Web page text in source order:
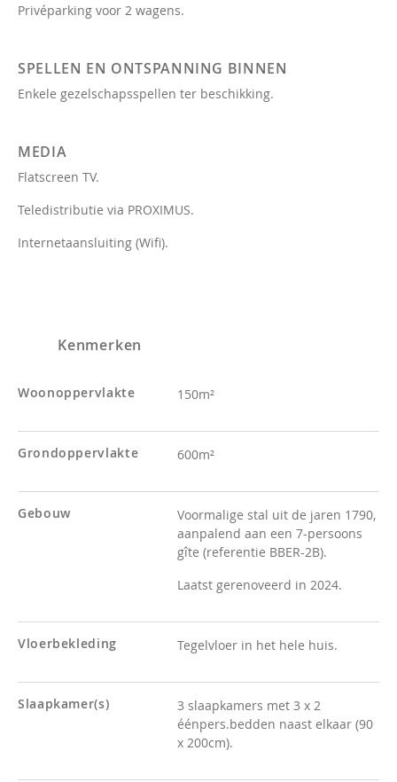
Privéparking voor 2 wagens.
SPELLEN EN ONTSPANNING BINNEN
Enkele gezelschapsspellen ter beschikking.
MEDIA
Flatscreen TV.
Teledistributie via PROXIMUS.
Internetaansluiting (Wifi).
Kenmerken
Woonoppervlakte 150m²
Grondoppervlakte 600m²
Gebouw
Voormalige stal uit de jaren 1790,
aanpalend aan een 7-persoons
gîte (referentie BBER-2B).
Laatst gerenoveerd in 2024.
Vloerbekleding Tegelvloer in het hele huis.
Slaapkamer(s)
3 slaapkamers met 3 x 2
éénpers.bedden naast elkaar (90
x 200cm).